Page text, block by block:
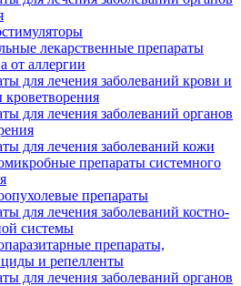
лекарственные препараты
от аллергии
для лечения заболеваний крови и
кроветворения
для лечения заболеваний органов
для лечения заболеваний кожи
препараты системного
препараты
для лечения заболеваний костно-
системы
препараты,
и репелленты
для лечения заболеваний органов